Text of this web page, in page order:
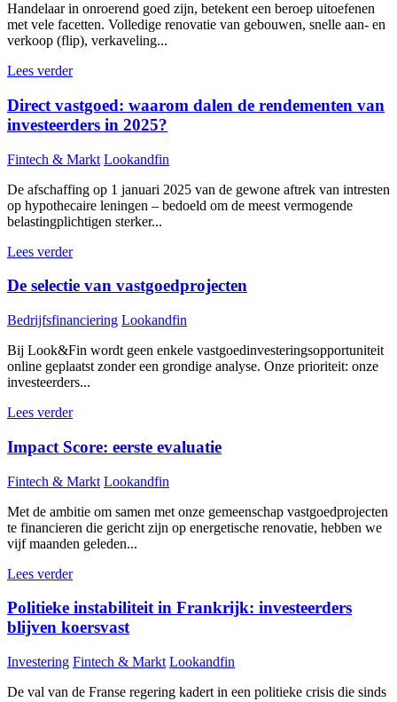
Handelaar in onroerend goed zijn, betekent een beroep uitoefenen
met vele facetten. Volledige renovatie van gebouwen, snelle aan- en
verkoop (flip), verkaveling...
Lees verder
Direct vastgoed: waarom dalen de rendementen van
investeerders in 2025?
Fintech & Markt Lookandfin
De afschaffing op 1 januari 2025 van de gewone aftrek van intresten
op hypothecaire leningen – bedoeld om de meest vermogende
belastingplichtigen sterker...
Lees verder
De selectie van vastgoedprojecten
Bedrijfsfinanciering Lookandfin
Bij Look&Fin wordt geen enkele vastgoedinvesteringsopportuniteit
online geplaatst zonder een grondige analyse. Onze prioriteit: onze
investeerders...
Lees verder
Impact Score: eerste evaluatie
Fintech & Markt Lookandfin
Met de ambitie om samen met onze gemeenschap vastgoedprojecten
te financieren die gericht zijn op energetische renovatie, hebben we
vijf maanden geleden...
Lees verder
Politieke instabiliteit in Frankrijk: investeerders
blijven koersvast
Investering Fintech & Markt Lookandfin
De val van de Franse regering kadert in een politieke crisis die sinds